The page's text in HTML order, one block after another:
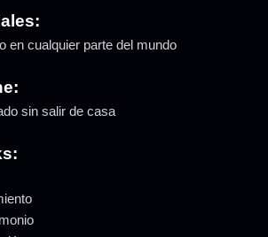
en cualquier parte del mundo
sin salir de casa